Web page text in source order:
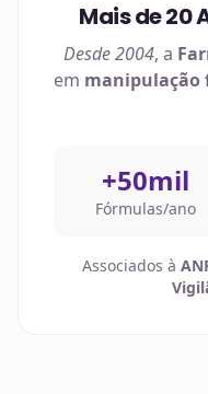
Mais de 20
Desde 2004, a
em manipulação
+50mil
Fórmulas/ano
Associados à